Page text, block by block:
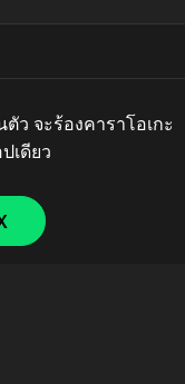
ว จะร้องคาราโอเกะ
เดียว